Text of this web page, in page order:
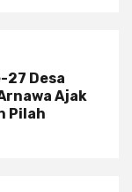
27 Desa
Ajak
Pilah